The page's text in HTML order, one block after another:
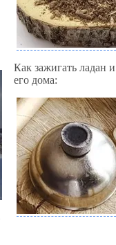
Как зажигать ладан
его дома: